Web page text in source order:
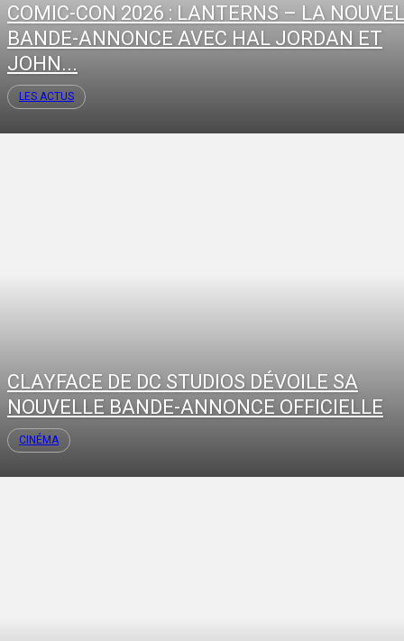
COMIC-CON 2026 : LANTERNS – LA
BANDE-ANNONCE AVEC HAL JORDAN ET
JOHN...
LES ACTUS
CLAYFACE DE DC STUDIOS DÉVOILE SA
NOUVELLE BANDE-ANNONCE OFFICIELLE
CINÉMA